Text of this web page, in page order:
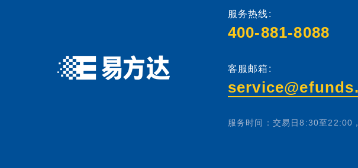
服务热线:
400-881-8088
客服邮箱:
服务时间：交易日8:30至22:00